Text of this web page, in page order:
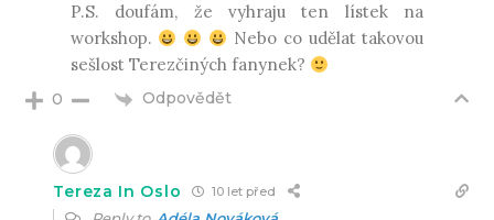
P.S. doufám, že vyhraju ten lístek na
workshop.
Nebo co udělat takovou
sešlost Terezčiných fanynek?
0 Odpovědět
Tereza In Oslo 10 let před